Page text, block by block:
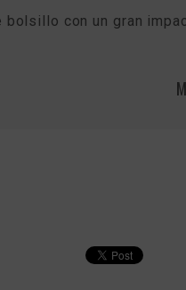
bolsillo con un gran